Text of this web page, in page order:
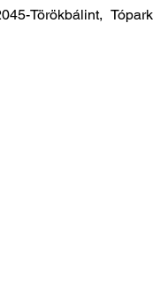
Törökbálint, Tópark